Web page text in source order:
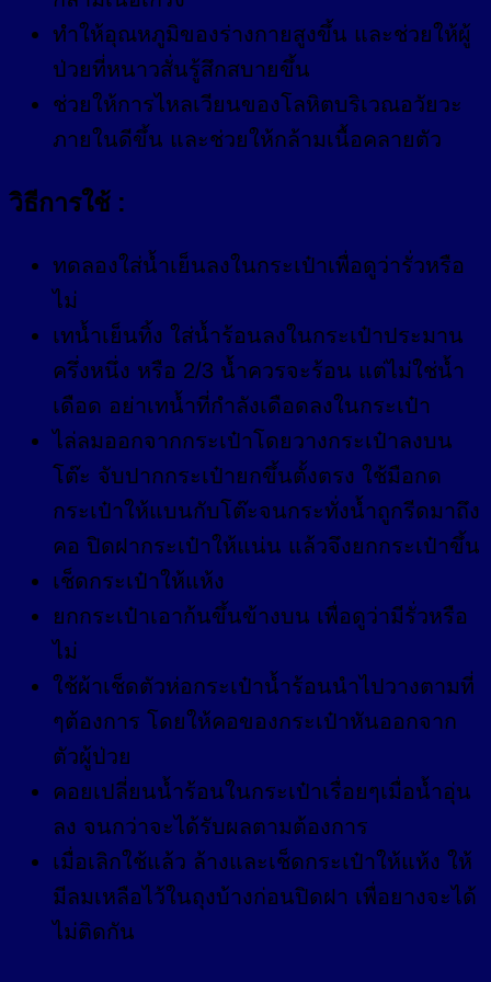
ทำให้อุณหภูมิของร่างกายสูงขึ้น และช่วยให้ผู้
ป่วยที่หนาวสั่นรู้สึกสบายขึ้น
ช่วยให้การไหลเวียนของโลหิตบริเวณอวัยวะ
ภายในดีขึ้น และช่วยให้กล้ามเนื้อคลายตัว
วิธีการใช้ :
ทดลองใส่น้ำเย็นลงในกระเป๋าเพื่อดูว่ารั่วหรือ
ไม่
เทน้ำเย็นทิ้ง ใส่น้ำร้อนลงในกระเป๋าประมาน
ครึ่งหนึ่ง หรือ 2/3 น้ำควรจะร้อน แต่ไม่ใช่น้ำ
เดือด อย่าเทน้ำที่กำลังเดือดลงในกระเป๋า
ไล่ลมออกจากกระเป๋าโดยวางกระเป๋าลงบน
โต๊ะ จับปากกระเป๋ายกขึ้นตั้งตรง ใช้มือกด
กระเป๋าให้แบนกับโต๊ะจนกระทั่งน้ำถูกรีดมาถึง
คอ ปิดฝากระเป๋าให้แน่น แล้วจึงยกกระเป๋าขึ้น
เช็ดกระเป๋าให้แห้ง
ยกกระเป๋าเอาก้นขึ้นข้างบน เพื่อดูว่ามีรั่วหรือ
ไม่
ใช้ผ้าเช็ดตัวห่อกระเป๋าน้ำร้อนนำไปวางตามที่
ๆต้องการ โดยให้คอของกระเป๋าหันออกจาก
ตัวผู้ป่วย
คอยเปลี่ยนน้ำร้อนในกระเป๋าเรื่อยๆเมื่อน้ำอุ่น
ลง จนกว่าจะได้รับผลตามต้องการ
เมื่อเลิกใช้แล้ว ล้างและเช็ดกระเป๋าให้แห้ง ให้
มีลมเหลือไว้ในถุงบ้างก่อนปิดฝา เพื่อยางจะได้
ไม่ติดกัน